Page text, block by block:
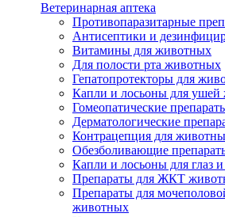
Ветеринарная аптека
Противопаразитарные
Антисептики и
Витамины для животных
Для полости рта животных
Гепатопротекторы для
Капли и лосьоны для
Гомеопатические
Дерматологические
Контрацепция для
Обезболивающие
Капли и лосьоны для глаз
Препараты для ЖКТ
Препараты для
животных